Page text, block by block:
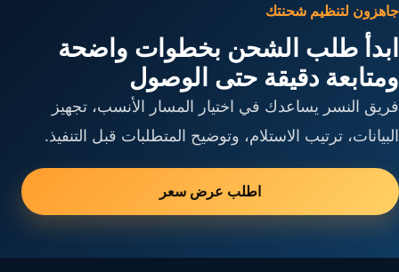
جاهزون لتنظيم شحنتك
ابدأ طلب الشحن بخطوات واضحة
ومتابعة دقيقة حتى الوصول
فريق النسر يساعدك في اختيار المسار الأنسب، تجهيز
البيانات، ترتيب الاستلام، وتوضيح المتطلبات قبل التنفيذ.
اطلب عرض سعر